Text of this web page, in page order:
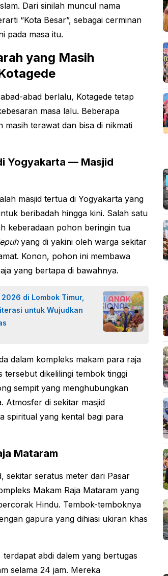
Dari sinilah muncul nama
“Kota Besar”, sebagai cerminan
pada masa itu.
yang Masih
abad berlalu, Kotagede tetap
masa lalu. Beberapa
masih terawat dan bisa di nikmati
Yogyakarta — Masjid
masjid tertua di Yogyakarta yang
beribadah hingga kini. Salah satu
keberadaan pohon beringin tua
yang di yakini oleh warga sekitar
Konon, pohon ini membawa
yang bertapa di bawahnya.
di Lombok Timur,
untuk Wujudkan
dalam kompleks makam para raja
tersebut dikelilingi tembok tinggi
sempit yang menghubungkan
Atmosfer di sekitar masjid
spiritual yang kental bagi para
Mataram
sekitar seratus meter dari Pasar
Makam Raja Mataram yang
Hindu. Tembok-temboknya
gapura yang dihiasi ukiran khas
terdapat abdi dalem yang bertugas
selama 24 jam. Mereka